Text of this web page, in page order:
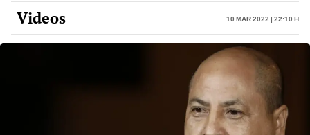
Videos 10 Mar 2022 | 22:10 h